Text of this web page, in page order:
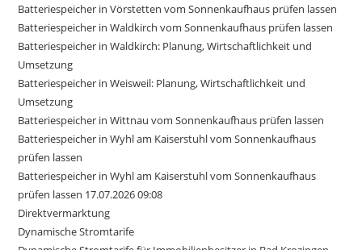
Batteriespeicher in Vörstetten vom Sonnenkaufhaus prüfen lassen
Batteriespeicher in Waldkirch vom Sonnenkaufhaus prüfen lassen
Batteriespeicher in Waldkirch: Planung, Wirtschaftlichkeit und
Umsetzung
Batteriespeicher in Weisweil: Planung, Wirtschaftlichkeit und
Umsetzung
Batteriespeicher in Wittnau vom Sonnenkaufhaus prüfen lassen
Batteriespeicher in Wyhl am Kaiserstuhl vom Sonnenkaufhaus
prüfen lassen
Batteriespeicher in Wyhl am Kaiserstuhl vom Sonnenkaufhaus
prüfen lassen 17.07.2026 09:08
Direktvermarktung
Dynamische Stromtarife